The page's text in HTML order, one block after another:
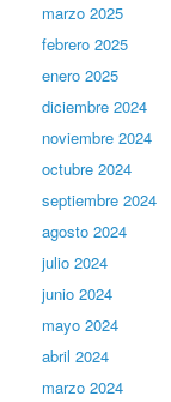
marzo 2025
febrero 2025
enero 2025
diciembre 2024
noviembre 2024
octubre 2024
septiembre 2024
agosto 2024
julio 2024
junio 2024
mayo 2024
abril 2024
marzo 2024